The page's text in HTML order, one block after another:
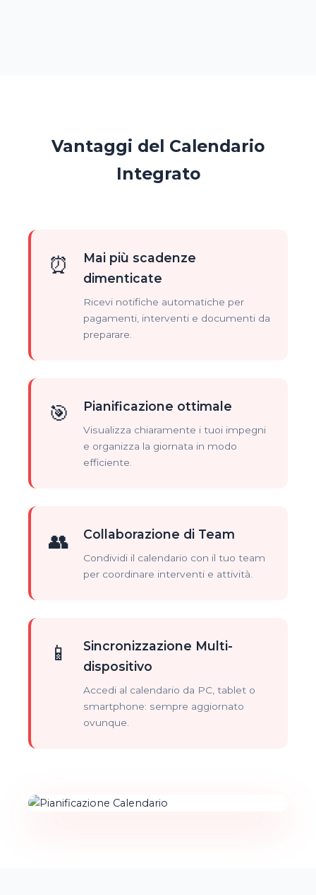
Vantaggi del Calendario
Integrato
⏰
Mai più scadenze
dimenticate
Ricevi notifiche automatiche per
pagamenti, interventi e documenti da
preparare.
🎯 Pianificazione ottimale
Visualizza chiaramente i tuoi impegni
e organizza la giornata in modo
efficiente.
👥 Collaborazione di Team
Condividi il calendario con il tuo team
per coordinare interventi e attività.
📱
Sincronizzazione Multi-
dispositivo
Accedi al calendario da PC, tablet o
smartphone: sempre aggiornato
ovunque.